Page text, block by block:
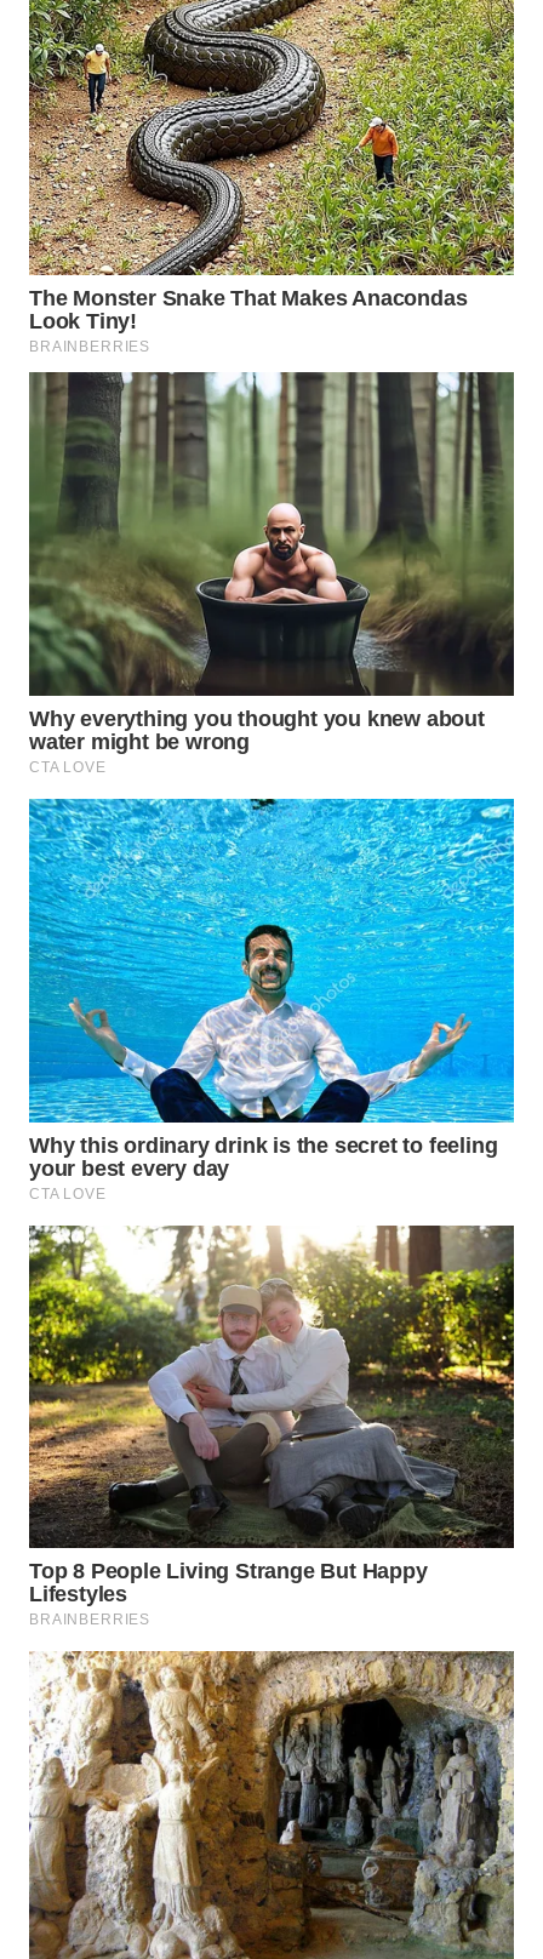
DAIRI
WN
DANAU
TOBA
WN
NIAS
WN
LANGKAT
WN
TAPANULI
SELATAN
LESUNG
WN
KARO
WN
SIMALUNGUN
LABUHANBATU
WN
TAPANULI
TENGAH
WN DELI
SERDANG
WN
TEBING
TINGGI
WN
WN
KARAWANG
WN
BEKASI
WN
BOGOR
WN
DEPOK
TAPANULI
UTARA
WN
SAMOSIR
WN
PADANG
LAWAS